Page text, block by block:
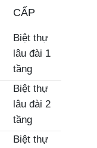
CẤP
Biệt thự
lâu đài 1
tầng
Biệt thự
lâu đài 2
tầng
Biệt thự